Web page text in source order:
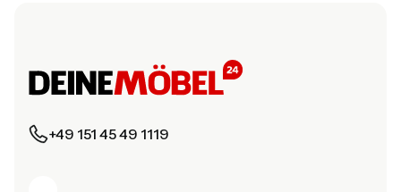
+49 151 45 49 1119